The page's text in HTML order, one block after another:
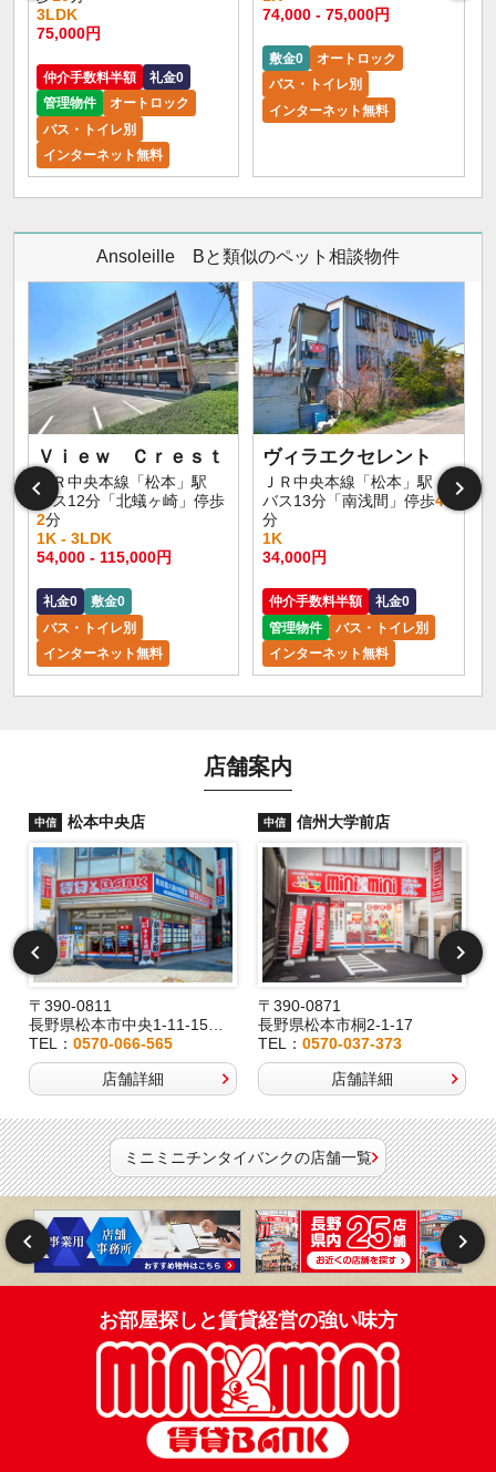
3LDK
75,000円
仲介手数料半額
礼金0
管理物件
オートロック
バス・トイレ別
インターネット無料
74,000 - 75,000円
敷金0
オートロック
バス・トイレ別
インターネット無料
Ansoleille Bと類似のペット相談物件
Ｖｉｅｗ Ｃｒｅｓｔ
ＪＲ中央本線「松本」駅
バス12分「北蟻ヶ崎」停歩
2分
1K - 3LDK
54,000 - 115,000円
礼金0
敷金0
バス・トイレ別
インターネット無料
ヴィラエクセレント
ＪＲ中央本線「松本」駅
バス13分「南浅間」停歩4
分
1K
34,000円
仲介手数料半額
礼金0
管理物件
バス・トイレ別
インターネット無料
店舗案内
中信 松本中央店
〒390-0811
長野県松本市中央1-11-15桂林堂ビル1F
TEL： 0570-066-565
店舗詳細
中信 信州大学前店
〒390-0871
長野県松本市桐2-1-17
TEL：0570-037-373
店舗詳細
ミニミニチンタイバンクの店舗一覧
お部屋探しと賃貸経営の強い味方